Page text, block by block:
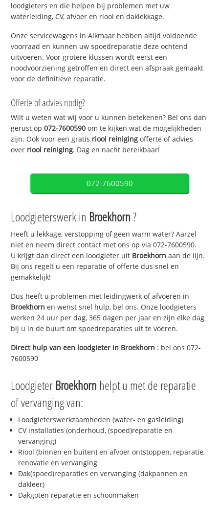
loodgieters en die helpen bij problemen met uw
waterleiding, CV, afvoer en riool en daklekkage.
Onze servicewagens in Alkmaar hebben altijd voldoende
voorraad en kunnen uw spoedreparatie deze ochtend
uitvoeren. Voor grotere klussen wordt eerst een
noodvoorziening getroffen en direct een afspraak gemaakt
voor de definitieve reparatie.
Offerte of advies nodig?
Wilt u weten wat wij voor u kunnen betekenen? Bel ons dan
gerust op072-7600590 om te kijken wat de mogelijkheden
zijn. Ook voor een gratis riool reiniging offerte of advies
over riool reiniging. Dag en nacht bereikbaar!
072-7600590
Loodgieterswerk in Broekhorn?
Heeft u lekkage, verstopping of geen warm water? Aarzel
niet en neem direct contact met ons op via 072-7600590.
U krijgt dan direct een loodgieter uit Broekhornaan de lijn.
Bij ons regelt u een reparatie of offerte dus snel en
gemakkelijk!
Dus heeft u problemen met leidingwerk of afvoeren in
Broekhornen wenst snel hulp, bel ons. Onze loodgieters
werken 24 uur per dag, 365 dagen per jaar en zijn elke dag
bij u in de buurt om spoedreparaties uit te voeren.
Direct hulp van een loodgieter in Broekhorn : bel ons 072-
7600590
Loodgieter Broekhorn helpt u met de reparatie
of vervanging van:
Loodgieterswerkzaamheden (water- en gasleiding)
CV installaties (onderhoud, (spoed)reparatie en
vervanging)
Riool (binnen en buiten) en afvoer ontstoppen, reparatie,
renovatie en vervanging
Dak(spoed)reparaties en vervanging (dakpannen en
dakleer)
Dakgoten reparatie en schoonmaken